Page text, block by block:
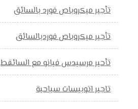
تأجير ميكروباص فورد بالسائق
تأجير ميكروباص فوردبالسائق
تأحير مرسيدس فيانو مع السائقط
تاجير اتوبيسات سياحية